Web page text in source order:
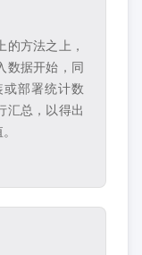
方法之上，
数据开始，同
部署统计数
汇总，以得出